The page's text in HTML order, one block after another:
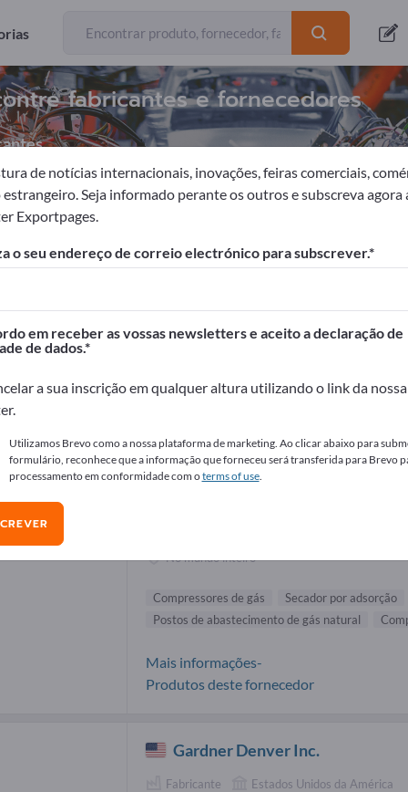
fabricantes e fornecedores
+ Pneumática
comerciais >> comece aqui
produtos na Exportpages.
publique aqui
de Compressores de gás
No mundo inteiro
Compressores de gás Secador por adsorção
Postos de abastecimento de gás natural
Mais informações-
Produtos deste fornecedor
Gardner Denver Inc.
Fabricante
Estados Unidos da América
de notícias internacionais, inovações, feiras comerciais,
estrangeiro. Seja informado perante os outros e subscreva agora
Exportpages.
o seu endereço de correio electrónico para subscrever.
em receber as vossas newsletters e aceito a declaração de
de dados.
a sua inscrição em qualquer altura utilizando o link da nossa
Utilizamos Brevo como a nossa plataforma de marketing. Ao clicar abaixo para
formulário, reconhece que a informação que forneceu será transferida para Brevo
processamento em conformidade com oterms of use.